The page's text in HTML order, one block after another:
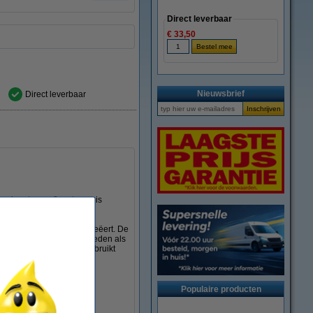
Direct leverbaar
lengte van 8 meter en is
supersterke labels creëert. De
extreme omstandigheden als
binnen als buiten gebruikt
blijven.
Direct leverbaar
€ 33,50
Nieuwsbrief
Populaire producten